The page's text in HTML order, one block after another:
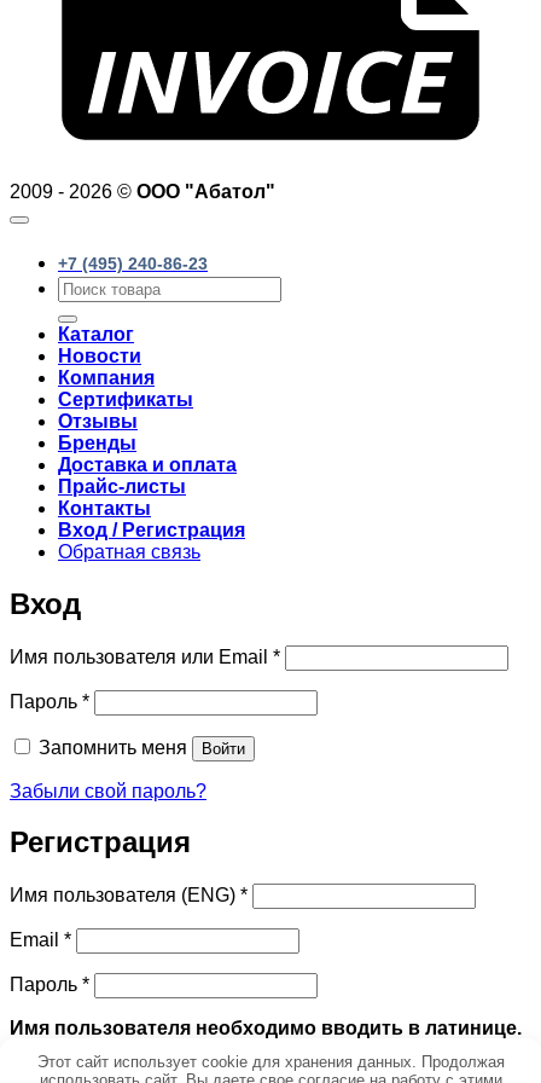
2009 - 2026 © ООО "Абатол"
+7 (495) 240-86-23
Искать:
Каталог
Новости
Компания
Сертификаты
Отзывы
Бренды
Доставка и оплата
Прайс-листы
Контакты
Вход / Регистрация
Обратная связь
Вход
Имя пользователя или Email *Обязательно
Пароль *Обязательно
Запомнить меня Войти
Забыли свой пароль?
Регистрация
Имя пользователя (ENG) *Обязательно
Email *Обязательно
Пароль *Обязательно
Имя пользователя необходимо вводить в латинице.
Ваши персональные данные будут использоваться для
Этот сайт использует cookie для хранения данных. Продолжая